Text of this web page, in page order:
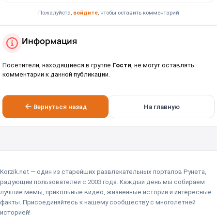
Пожалуйста, войдите, чтобы оставить комментарий
Информация
Посетители, находящиеся в группе Гости, не могут оставлять
комментарии к данной публикации.
Вернуться назад На главную
Korzik.net — один из старейших развлекательных порталов Рунета,
радующий пользователей с 2003 года. Каждый день мы собираем
лучшие мемы, прикольные видео, жизненные истории и интересные
факты. Присоединяйтесь к нашему сообществу с многолетней
историей!